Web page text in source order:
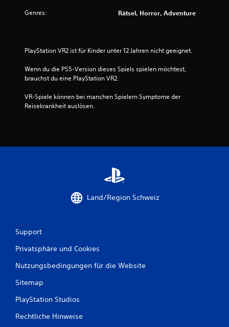
Genres: Rätsel, Horror, Adventure
PlayStation VR2 ist für Kinder unter 12 Jahren nicht geeignet.
Wenn du die PS5-Version dieses Spiels spielen möchtest,
brauchst du eine PlayStation VR2.
VR-Spiele können bei manchen Spielern Symptome der
Reisekrankheit auslösen.
Land/Region Schweiz
Support
Privatsphäre und Cookies
Nutzungsbedingungen für die Website
Sitemap
PlayStation Studios
Rechtliche Hinweise